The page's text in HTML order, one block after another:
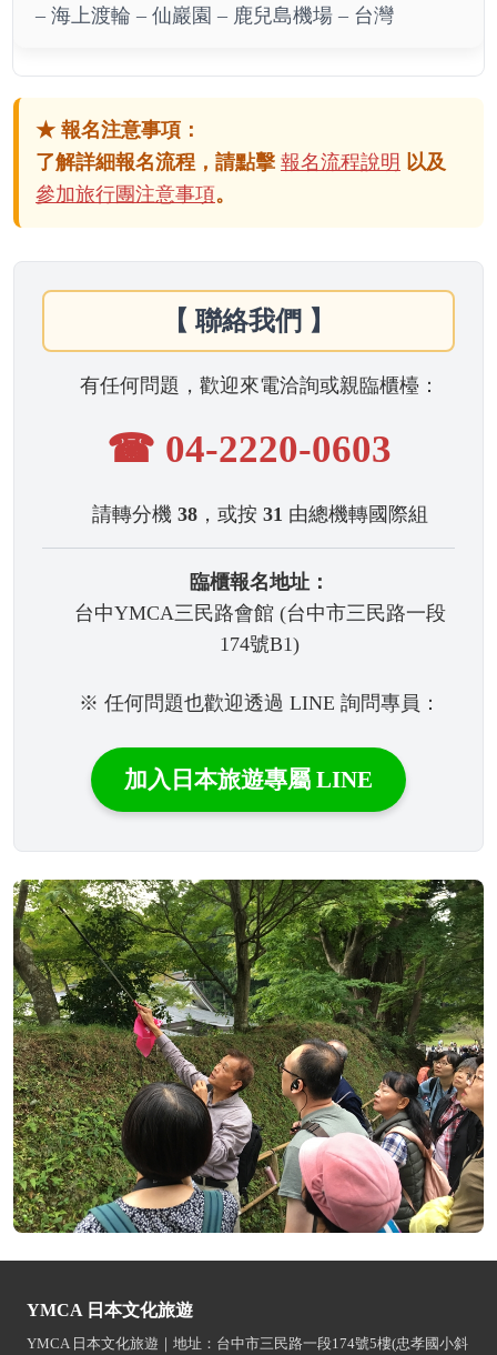
– 海上渡輪 – 仙巖園 – 鹿兒島機場 – 台灣
★ 報名注意事項：
了解詳細報名流程，請點擊 報名流程說明 以及
參加旅行團注意事項。
【 聯絡我們 】
有任何問題，歡迎來電洽詢或親臨櫃檯：
☎ 04-2220-0603
請轉分機 38，或按 31 由總機轉國際組
臨櫃報名地址：
台中YMCA三民路會館 (台中市三民路一段
174號B1)
※ 任何問題也歡迎透過 LINE 詢問專員：
加入日本旅遊專屬 LINE
YMCA 日本文化旅遊
YMCA 日本文化旅遊｜地址：台中市三民路一段174號5樓(忠孝國小斜